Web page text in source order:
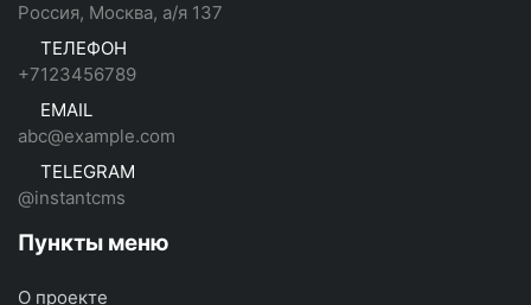
Россия, Москва, а/я 137
ТЕЛЕФОН
+7123456789
EMAIL
abc@example.com
TELEGRAM
@instantcms
Пункты меню
О проекте